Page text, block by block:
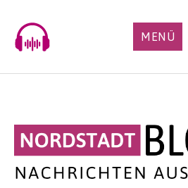
content
MENÜ